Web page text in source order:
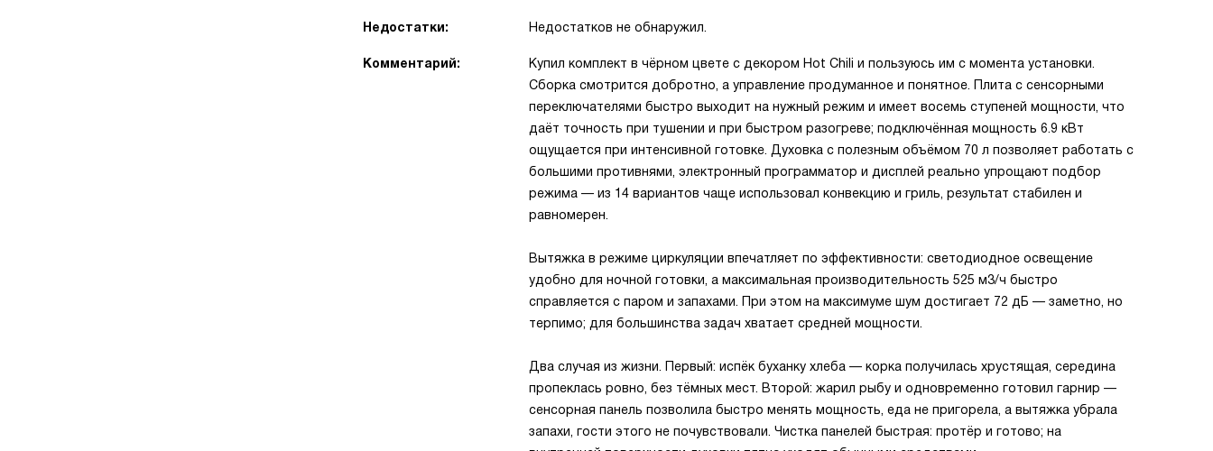
Недостатки: Недостатков не обнаружил.
Комментарий:
Купил комплект в чёрном цвете с декором Hot Chili и пользуюсь им с момента установки.
Сборка смотрится добротно, а управление продуманное и понятное. Плита с сенсорными
переключателями быстро выходит на нужный режим и имеет восемь ступеней мощности, что
даёт точность при тушении и при быстром разогреве; подключённая мощность 6.9 кВт
ощущается при интенсивной готовке. Духовка с полезным объёмом 70 л позволяет работать с
большими противнями, электронный программатор и дисплей реально упрощают подбор
режима — из 14 вариантов чаще использовал конвекцию и гриль, результат стабилен и
равномерен.
Вытяжка в режиме циркуляции впечатляет по эффективности: светодиодное освещение
удобно для ночной готовки, а максимальная производительность 525 м3/ч быстро
справляется с паром и запахами. При этом на максимуме шум достигает 72 дБ — заметно, но
терпимо; для большинства задач хватает средней мощности.
Два случая из жизни. Первый: испёк буханку хлеба — корка получилась хрустящая, середина
пропеклась ровно, без тёмных мест. Второй: жарил рыбу и одновременно готовил гарнир —
сенсорная панель позволила быстро менять мощность, еда не пригорела, а вытяжка убрала
запахи, гости этого не почувствовали. Чистка панелей быстрая: протёр и готово; на